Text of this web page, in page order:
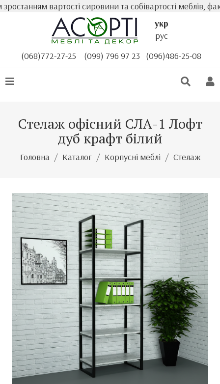
вартості сировини та собівартості меблів,
укр
рус
(068)772-27-25
(099) 796 97 23 (096)486-25-08
Стелаж офісний СЛА-1 Лофт
дуб крафт білий
Головна Каталог Корпусні меблі Стелаж